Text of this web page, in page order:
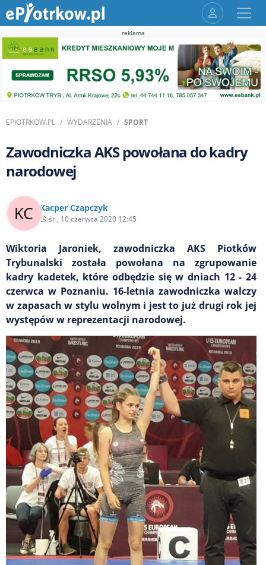
reklama
EPIOTRKOW.PL WYDARZENIA SPORT
Zawodniczka AKS powołana do kadry
narodowej
Kacper Czapczyk
śr., 10 czerwca 2020 12:45
Wiktoria Jaroniek, zawodniczka AKS Piotków
Trybunalski została powołana na zgrupowanie
kadry kadetek, które odbędzie się w dniach 12 - 24
czerwca w Poznaniu. 16-letnia zawodniczka walczy
w zapasach w stylu wolnym i jest to już drugi rok jej
występów w reprezentacji narodowej.